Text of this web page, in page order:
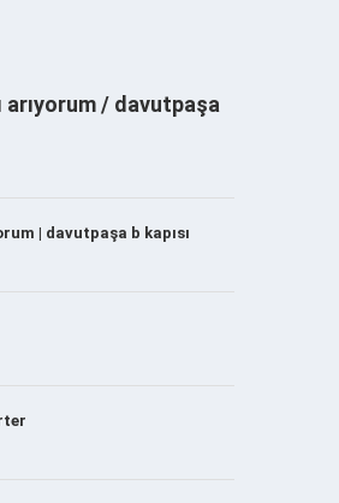
arıyorum / davutpaşa
| davutpaşa b kapısı